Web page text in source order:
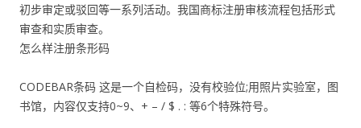
初步审定或驳回等一系列活动。我国商标注册审核流程包括形式
审查和实质审查。
怎么样注册条形码
CODEBAR条码 这是一个自检码，没有校验位;用照片实验室，图
书馆，内容仅支持0~9、+ – / $ . : 等6个特殊符号。